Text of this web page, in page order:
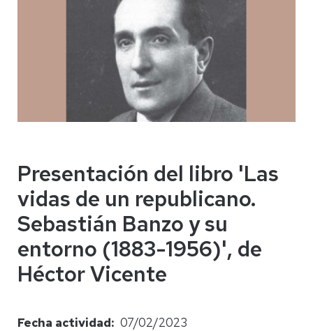
Presentación del libro 'Las
vidas de un republicano.
Sebastián Banzo y su
entorno (1883-1956)', de
Héctor Vicente
Fecha actividad
07/02/2023